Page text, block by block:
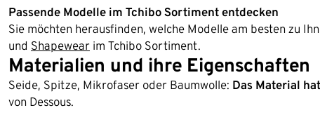
Passende Modelle im Tchibo Sortiment entdecken
Sie möchten herausfinden, welche Modelle am besten zu
und Shapewear im Tchibo Sortiment.
Materialien und ihre Eigenschaften
Seide, Spitze, Mikrofaser oder Baumwolle: Das Material
von Dessous.